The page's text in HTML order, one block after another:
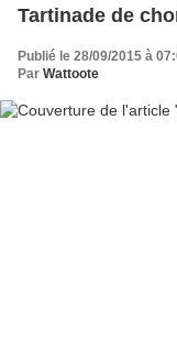
Tartinade de
Publié le 28/09/2015 à
Par Wattoote